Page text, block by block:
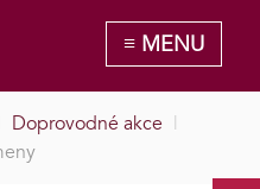
Doprovodné akce |